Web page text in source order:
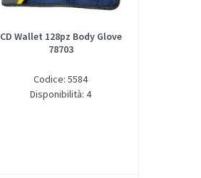
CD Wallet 128pz Body Glove
78703
Codice: 5584
Disponibilità: 4